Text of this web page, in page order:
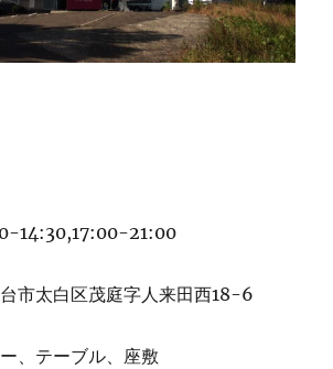
14:30,17:00-21:00
市太白区茂庭字人来田西18-6
、テーブル、座敷